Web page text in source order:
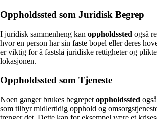
Oppholdssted som Juridisk Begrep
I juridisk sammenheng kan oppholdssted også
hvor en person har sin faste bopel eller deres
er viktig for å fastslå juridiske rettigheter og
lokasjonen.
Oppholdssted som Tjeneste
Noen ganger brukes begrepet oppholdssted
som tilbyr midlertidig opphold og